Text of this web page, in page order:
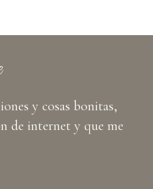
y cosas bonitas,
de internet y que me